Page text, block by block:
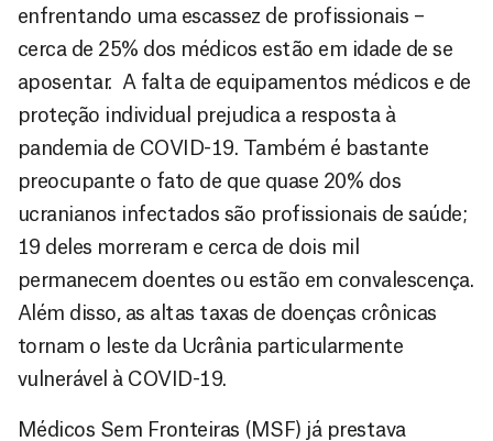
enfrentando uma escassez de profissionais –
cerca de 25% dos médicos estão em idade de se
aposentar. A falta de equipamentos médicos e de
proteção individual prejudica a resposta à
pandemia de COVID-19. Também é bastante
preocupante o fato de que quase 20% dos
ucranianos infectados são profissionais de saúde;
19 deles morreram e cerca de dois mil
permanecem doentes ou estão em convalescença.
Além disso, as altas taxas de doenças crônicas
tornam o leste da Ucrânia particularmente
vulnerável à COVID-19.
Médicos Sem Fronteiras (MSF) já prestava